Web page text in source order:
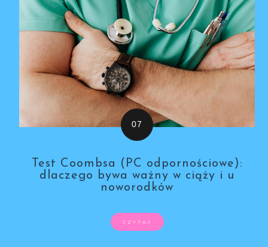
Test Coombsa (PC odpornościowe):
dlaczego bywa ważny w ciąży i u
noworodków
CZYTAJ